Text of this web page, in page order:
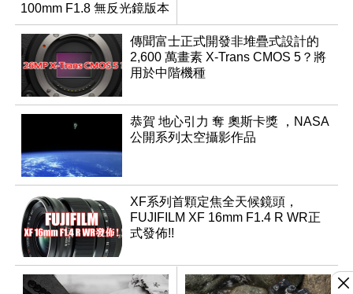
100mm F1.8 無反光鏡版本
傳聞富士正式開發非堆疊式設計的
2,600 萬畫素 X-Trans CMOS 5？將
用於中階機種
恭賀 地心引力 奪 奧斯卡獎 ，NASA
公開系列太空攝影作品
XF系列首顆定焦全天候鏡頭，
FUJIFILM XF 16mm F1.4 R WR正
式發佈!!